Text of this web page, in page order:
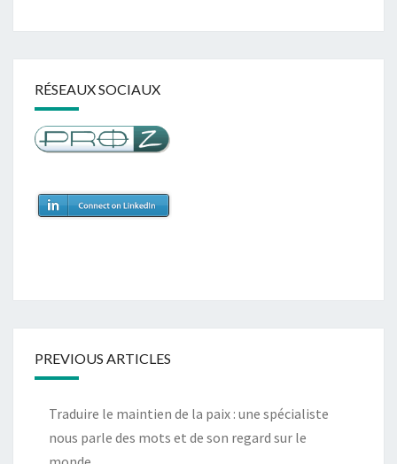
RÉSEAUX SOCIAUX
PREVIOUS ARTICLES
Traduire le maintien de la paix : une spécialiste
nous parle des mots et de son regard sur le